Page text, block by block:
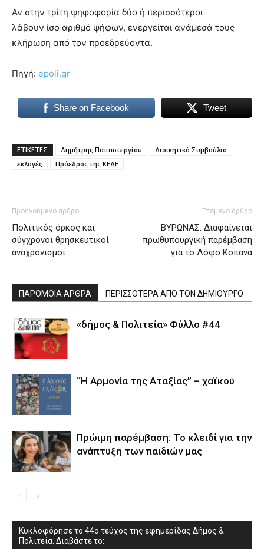
Αν στην τρίτη ψηφοφορία δύο ή περισσότεροι
λάβουν ίσο αριθμό ψήφων, ενεργείται ανάμεσά τους
κλήρωση από τον προεδρεύοντα.
Πηγή: epoli.gr
Share on Facebook Tweet
ΕΤΙΚΕΤΕΣ Δημήτρης Παπαστεργίου
Διοικητικό Συμβούλιο
εκλογές
Πρόεδρος της ΚΕΔΕ
Προηγούμενο άρθρο
Πολιτικός όρκος και
σύγχρονοι θρησκευτικοί
αναχρονισμοί
Επόμενο άρθρο
ΒΥΡΩΝΑΣ: Διαφαίνεται
πρωθυπουργική παρέμβαση
για το Λόφο Κοπανά
ΠΑΡΟΜΟΙΑ ΑΡΘΡΑ ΠΕΡΙΣΣΟΤΕΡΑ ΑΠΟ ΤΟΝ ΔΗΜΙΟΥΡΓΟ
«δήμος & Πολιτεία» Φύλλο #44
“Η Αρμονία της Αταξίας” – χαϊκού
Πρώιμη παρέμβαση: Το κλειδί για την
ανάπτυξη των παιδιών µας
Κυκλοφόρησε το 44ο τεύχος της εφημερίδας Δήμος &
Πολιτεία. Διαβάστε το: